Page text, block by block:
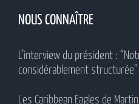
NOUS CONNAÎTRE
L’interview du président :
considérablement structurée”
Les Caribbean Eagles de